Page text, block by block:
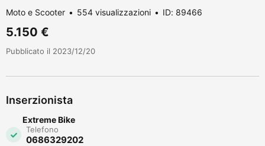
Moto e Scooter 554 visualizzazioni ID: 89466
5.150 €
Pubblicato il 2023/12/20
Inserzionista
Extreme Bike
Telefono
0686329202